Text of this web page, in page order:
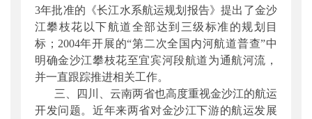
3年批准的《长江水系航运规划报告》提出了金沙
江攀枝花以下航道全部达到三级标准的规划目
标； 2004年开展的“第二次全国内河航道普查”中
明确金沙江攀枝花至宜宾河段航道为通航河流，
并一直跟踪推进相关工作。
三、四川、云南两省也高度重视金沙江的航运
开发问题。近年来两省对金沙江下游的航运发展